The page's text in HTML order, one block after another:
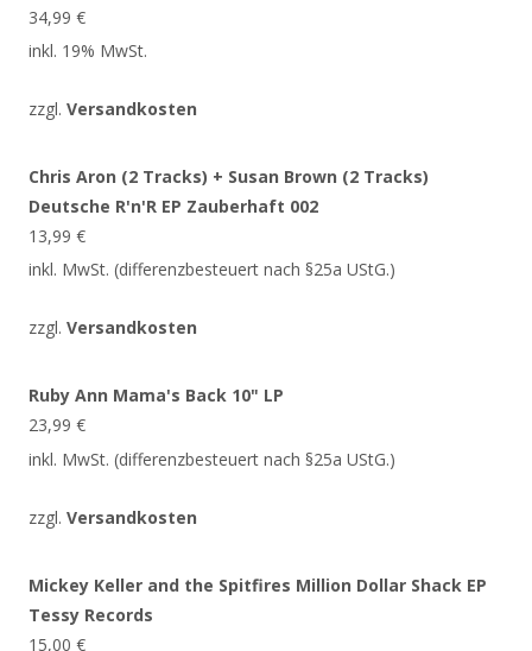
34,99 €
inkl. 19% MwSt.
zzgl. Versandkosten
Chris Aron (2 Tracks) + Susan Brown (2 Tracks)
Deutsche R'n'R EP Zauberhaft 002
13,99 €
inkl. MwSt. (differenzbesteuert nach §25a UStG.)
zzgl. Versandkosten
Ruby Ann Mama's Back 10" LP
23,99 €
inkl. MwSt. (differenzbesteuert nach §25a UStG.)
zzgl. Versandkosten
Mickey Keller and the Spitfires Million Dollar Shack EP
Tessy Records
15,00 €